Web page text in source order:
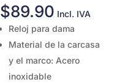
$89.90 Incl. IVA
Reloj para dama
Material de la carcasa
y el marco: Acero
inoxidable